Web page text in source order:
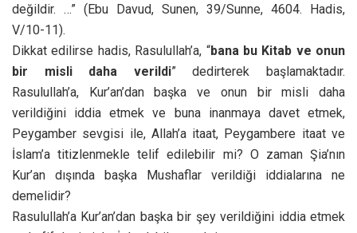
değildir. …” (Ebu Davud, Sunen, 39/Sunne, 4604. Hadis,
V/10-11).
Dikkat edilirse hadis, Rasulullah’a, “bana bu Kitab ve onun
bir misli daha verildi” dedirterek başlamaktadır.
Rasulullah’a, Kur’an’dan başka ve onun bir misli daha
verildiğini iddia etmek ve buna inanmaya davet etmek,
Peygamber sevgisi ile, Allah’a itaat, Peygambere itaat ve
İslam’a titizlenmekle telif edilebilir mi? O zaman Şia’nın
Kur’an dışında başka Mushaflar verildiği iddialarına ne
demelidir?
Rasulullah’a Kur’an’dan başka bir şey verildiğini iddia etmek